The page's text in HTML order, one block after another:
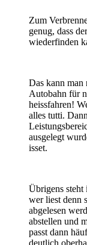
Zum
genug, dass
wiederfinden
Das kann man
Autobahn für
heissfahren!
alles tutti.
ausgelegt
isset.
Übrigens steht
wer liest denn
abgelesen
abstellen und
passt dann
deutlich